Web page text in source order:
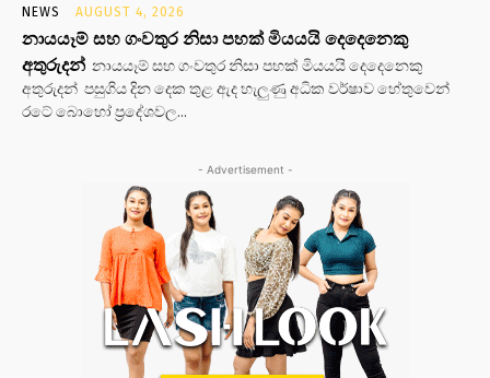
NEWS AUGUST 4, 2026
නායයෑම් සහ ගංවතුර නිසා පහක් මියයයි දෙදෙනෙකු
අතුරුදන් නායයෑම් සහ ගංවතුර නිසා පහක් මියයයි දෙදෙනෙකු
අතුරුදන් පසුගිය දින දෙක තුළ ඇද හැලුණු අධික වර්ෂාව හේතුවෙන්
රටේ බොහෝ ප්‍රදේශවල...
- Advertisement -